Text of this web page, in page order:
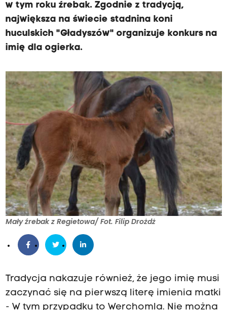
w tym roku źrebak. Zgodnie z tradycją,
największa na świecie stadnina koni
huculskich "Gładyszów" organizuje konkurs na
imię dla ogierka.
Mały źrebak z Regietowa/ Fot. Filip Drożdż
Tradycja nakazuje również, że jego imię musi
zaczynać się na pierwszą literę imienia matki
- W tym przypadku to Werchomla. Nie można